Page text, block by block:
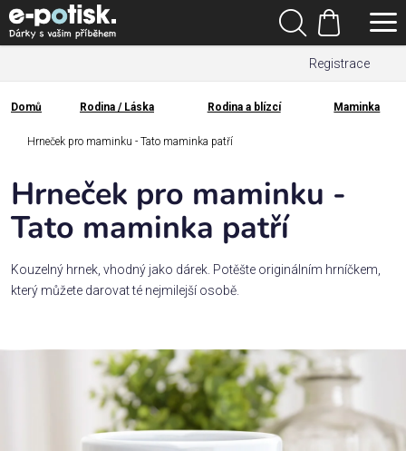
Přejít
na
obsah
Registrace
Hledat
Nákupní
košík
Kategorie
Dárek
pro
Rodina
/
Domů
Domů Rodina / Láska Rodina a blízcí Maminka
Hrneček pro maminku - Tato maminka patří
Hrneček pro maminku -
Tato maminka patří
Kouzelný hrnek, vhodný jako dárek. Potěšte originálním hrníčkem,
který můžete darovat té nejmilejší osobě.